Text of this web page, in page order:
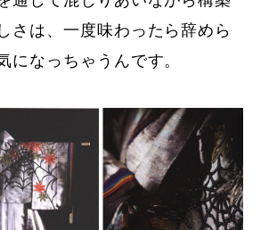
さは、一度味わったら辞めら
になっちゃうんです。